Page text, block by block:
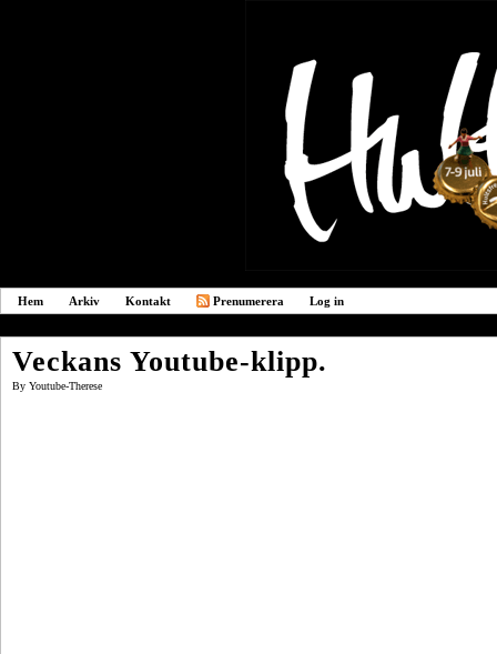
Hem Arkiv Kontakt Prenumerera Log in
Veckans Youtube-klipp.
By Youtube-Therese